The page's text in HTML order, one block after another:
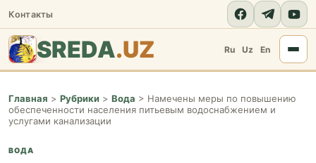
Контакты
SREDA.UZ Ru Uz En
Главная > Рубрики > Вода > Намечены меры по повышению
обеспеченности населения питьевым водоснабжением и
услугами канализации
ВОДА